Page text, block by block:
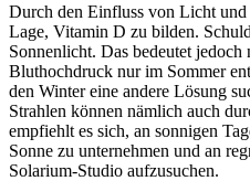
Durch den Einfluss von Licht
Lage, Vitamin D zu bilden.
Sonnenlicht. Das bedeutet jedoch
Bluthochdruck nur im Sommer
den Winter eine andere Lösung
Strahlen können nämlich auch
empfiehlt es sich, an sonnigen
Sonne zu unternehmen und an
Solarium-Studio aufzusuchen.